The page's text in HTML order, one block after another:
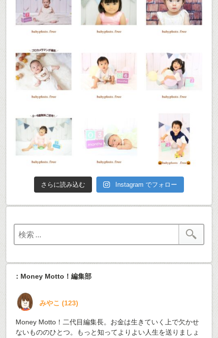
さらに読み込む Instagram でフォロー
：Money Motto！編集部
みやこ(123)
Money Motto！二代目編集長。お金は生きていく上で欠かせ
ないもののひとつ。もっと知ってよりよい人生を送りましょ